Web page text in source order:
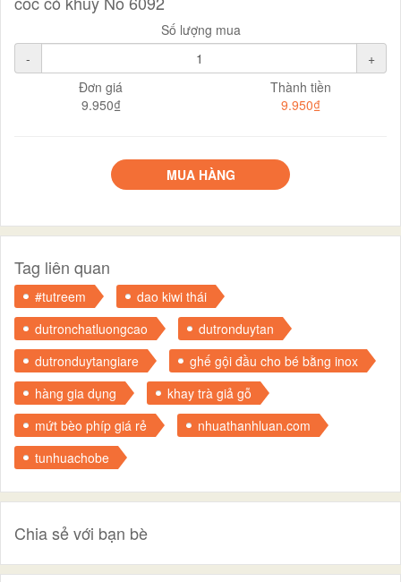
Số lượng mua
-
+
Đơn giá
9.950₫
Thành tiền
9.950₫
MUA HÀNG
Tag liên quan
#tutreem
dao kiwi thái
dutronchatluongcao
dutronduytan
dutronduytangiare
ghế gội đầu cho bé bằng inox
hàng gia dụng
khay trà giả gỗ
mứt bèo phíp giá rẻ
nhuathanhluan.com
tunhuachobe
Chia sẻ với bạn bè